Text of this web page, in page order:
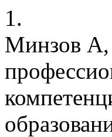
1.
Минзов А,